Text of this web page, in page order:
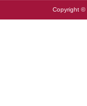
Copyright ©